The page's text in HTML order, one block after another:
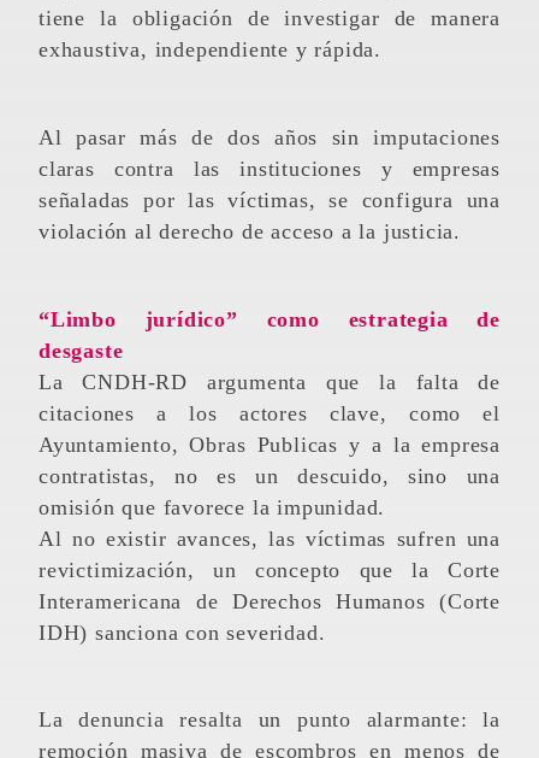
tiene la obligación de investigar de manera
exhaustiva, independiente y rápida.
Al pasar más de dos años sin imputaciones
claras contra las instituciones y empresas
señaladas por las víctimas, se configura una
violación al derecho de acceso a la justicia.
“Limbo jurídico” como estrategia de
desgaste
La CNDH-RD argumenta que la falta de
citaciones a los actores clave, como el
Ayuntamiento, Obras Publicas y a la empresa
contratistas, no es un descuido, sino una
omisión que favorece la impunidad.
Al no existir avances, las víctimas sufren una
revictimización, un concepto que la Corte
Interamericana de Derechos Humanos (Corte
IDH) sanciona con severidad.
La denuncia resalta un punto alarmante: la
remoción masiva de escombros en menos de